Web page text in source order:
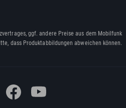
ggf. andere Preise aus dem Mobilfunk
dass Produktabbildungen abweichen können.